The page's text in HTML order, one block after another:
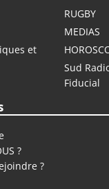
RUGBY
MEDIAS
et
Sud
Fiducial
?
?